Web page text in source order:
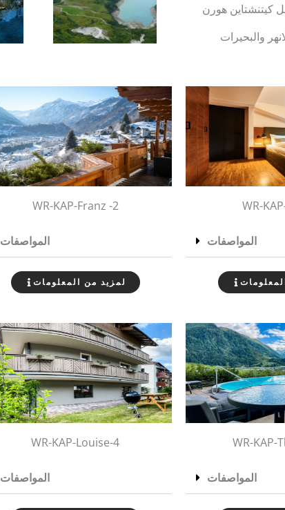
كيتنشتاين هورن
والبحيرات
WR-KAP-Franz -2
المواصفات
لمزيد من المعلومات
WR-
المواصفات
WR-KAP-Louise-4
المواصفات
WR-KAP-
المواصفات